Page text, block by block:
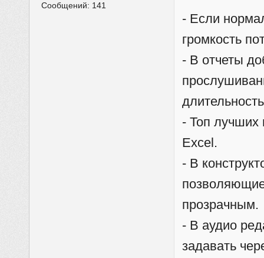
Сообщений: 141
- Если
громкость
- В отчеты
- Топ лучших
Excel.
- В
прозрачным.
- В аудио
задавать